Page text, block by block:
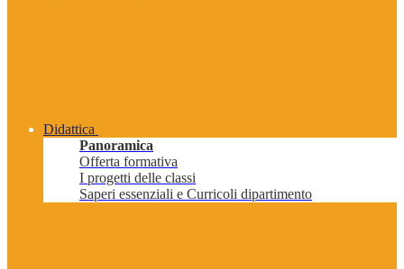
Didattica
Panoramica
Offerta formativa
I progetti delle classi
Saperi essenziali e Curricoli dipartimento